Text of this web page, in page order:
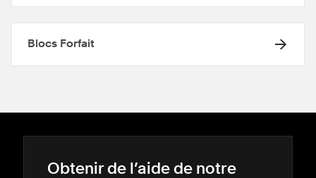
Blocs Forfait
Obtenir de l’aide de notre